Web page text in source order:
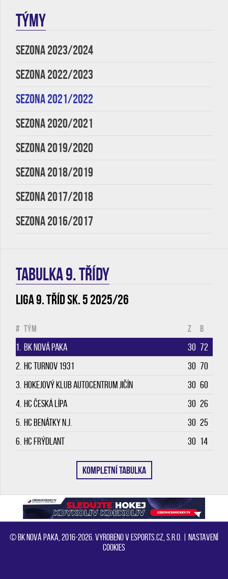
TÝMY
SEZONA 2023/2024
SEZONA 2022/2023
SEZONA 2021/2022
SEZONA 2020/2021
SEZONA 2019/2020
SEZONA 2018/2019
SEZONA 2017/2018
SEZONA 2016/2017
TABULKA 9. třídy
Liga 9. tříd sk. 5 2025/26
# Tým Z B
1. BK Nová Paka 30 72
2. HC Turnov 1931 30 70
3. Hokejový klub Autocentrum Jičín 30 60
4. HC Česká Lípa 30 26
5. HC Benátky n.J. 30 25
6. HC Frýdlant 30 14
KOMPLETNÍ TABULKA
© BK Nová Paka, 2016-2026. Vyrobeno v eSports.cz, s.r.o. | Nastavení
cookies